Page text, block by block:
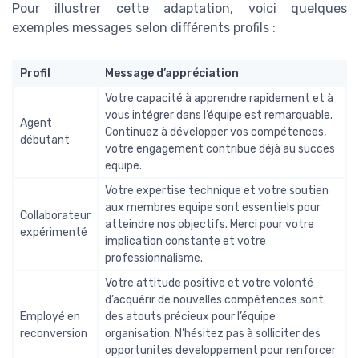
Pour illustrer cette adaptation, voici quelques
exemples messages selon différents profils :
Profil Message d’appréciation
Agent
débutant
Votre capacité à apprendre rapidement et à
vous intégrer dans l’équipe est remarquable.
Continuez à développer vos compétences,
votre engagement contribue déjà au succes
equipe.
Collaborateur
expérimenté
Votre expertise technique et votre soutien
aux membres equipe sont essentiels pour
atteindre nos objectifs. Merci pour votre
implication constante et votre
professionnalisme.
Employé en
reconversion
Votre attitude positive et votre volonté
d’acquérir de nouvelles compétences sont
des atouts précieux pour l’équipe
organisation. N’hésitez pas à solliciter des
opportunites developpement pour renforcer